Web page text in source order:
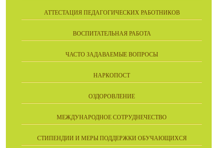
АТТЕСТАЦИЯ ПЕДАГОГИЧЕСКИХ РАБОТНИКОВ
ВОСПИТАТЕЛЬНАЯ РАБОТА
ЧАСТО ЗАДАВАЕМЫЕ ВОПРОСЫ
НАРКОПОСТ
ОЗДОРОВЛЕНИЕ
МЕЖДУНАРОДНОЕ СОТРУДНЕЧЕСТВО
СТИПЕНДИИ И МЕРЫ ПОДДЕРЖКИ ОБУЧАЮЩИХСЯ